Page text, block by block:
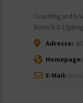
Coaching und
Bereich 0-
Adresse:
Homepage:
E-Mail: